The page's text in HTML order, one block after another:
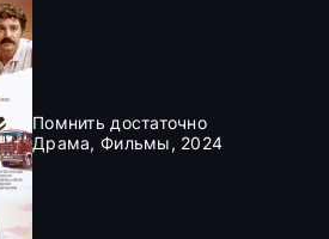
Помнить достаточно
Драма, Фильмы, 2024